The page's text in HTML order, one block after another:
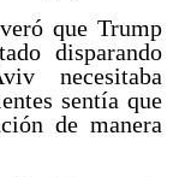
que Trump
disparando
necesitaba
sentía que
de manera